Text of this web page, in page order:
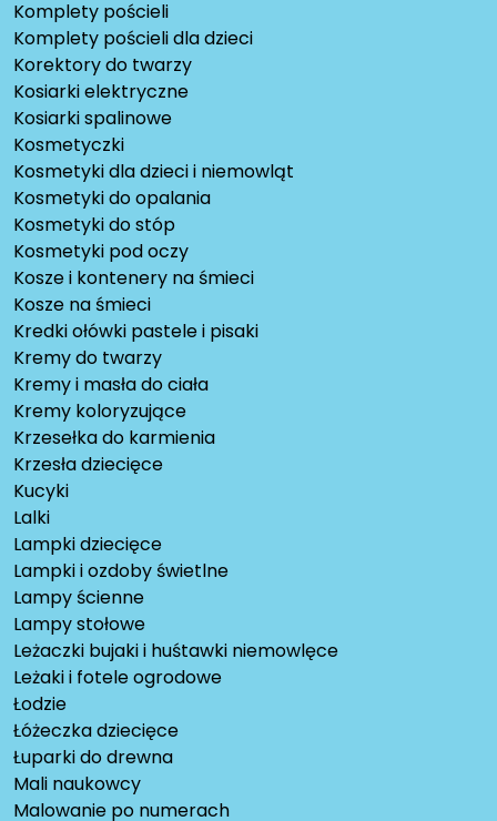
Komplety pościeli
Komplety pościeli dla dzieci
Korektory do twarzy
Kosiarki elektryczne
Kosiarki spalinowe
Kosmetyczki
Kosmetyki dla dzieci i niemowląt
Kosmetyki do opalania
Kosmetyki do stóp
Kosmetyki pod oczy
Kosze i kontenery na śmieci
Kosze na śmieci
Kredki ołówki pastele i pisaki
Kremy do twarzy
Kremy i masła do ciała
Kremy koloryzujące
Krzesełka do karmienia
Krzesła dziecięce
Kucyki
Lalki
Lampki dziecięce
Lampki i ozdoby świetlne
Lampy ścienne
Lampy stołowe
Leżaczki bujaki i huśtawki niemowlęce
Leżaki i fotele ogrodowe
Łodzie
Łóżeczka dziecięce
Łuparki do drewna
Mali naukowcy
Malowanie po numerach